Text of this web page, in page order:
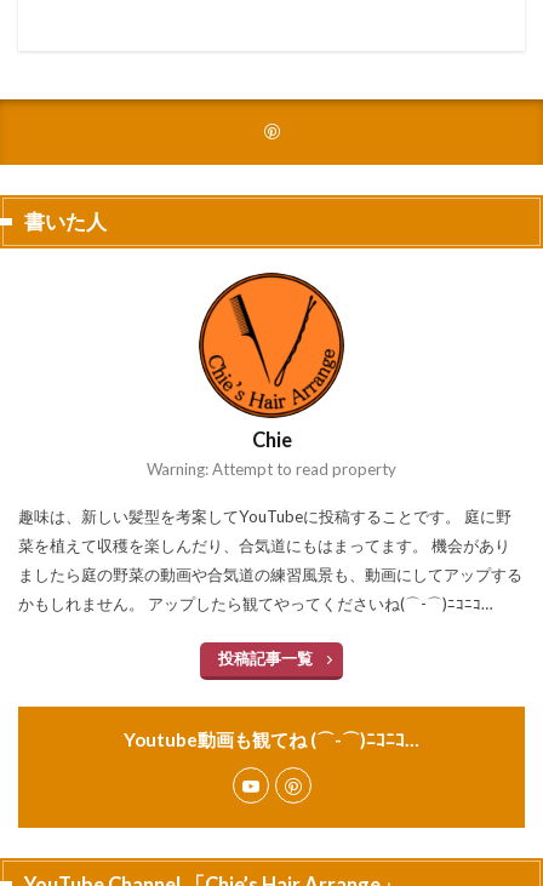
書いた人
Chie
Warning: Attempt to read property
趣味は、新しい髪型を考案してYouTubeに投稿することです。 庭に野
菜を植えて収穫を楽しんだり、合気道にもはまってます。 機会があり
ましたら庭の野菜の動画や合気道の練習風景も、動画にしてアップする
かもしれません。 アップしたら観てやってくださいね(⌒-⌒)ﾆｺﾆｺ…
投稿記事一覧
Youtube動画も観てね (⌒-⌒)ﾆｺﾆｺ…